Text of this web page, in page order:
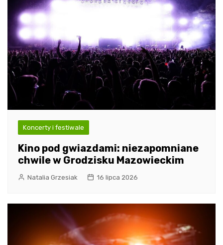
Koncerty i festiwale
Kino pod gwiazdami: niezapomniane
chwile w Grodzisku Mazowieckim
Natalia Grzesiak 16 lipca 2026